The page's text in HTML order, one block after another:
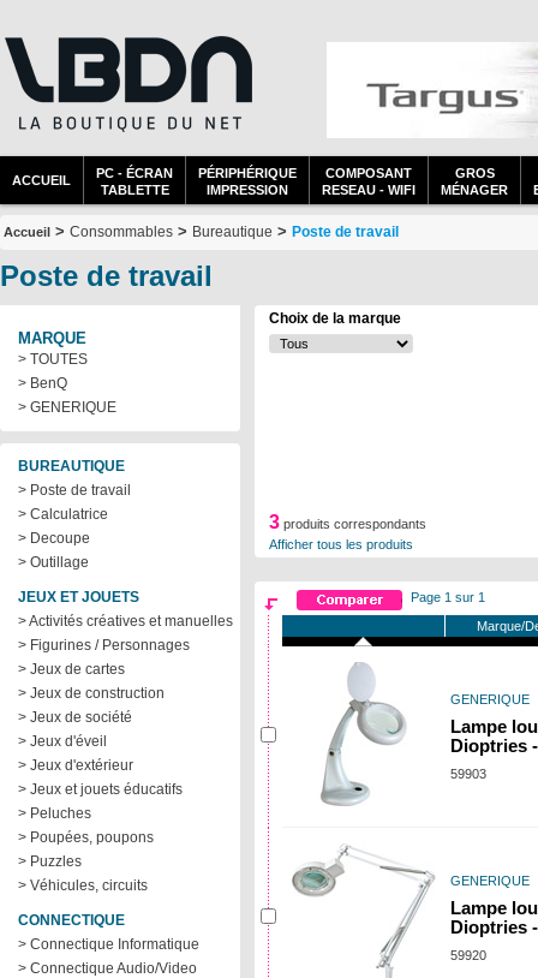
ACCUEIL
PC - ÉCRAN
TABLETTE
PÉRIPHÉRIQUE
IMPRESSION
COMPOSANT
RESEAU - WIFI
GROS
MÉNAGER
Accueil > Consommables > Bureautique > Poste de travail
Poste de travail
MARQUE
> TOUTES
> BenQ
> GENERIQUE
BUREAUTIQUE
> Poste de travail
> Calculatrice
> Decoupe
> Outillage
JEUX ET JOUETS
> Activités créatives et manuelles
> Figurines / Personnages
> Jeux de cartes
> Jeux de construction
> Jeux de société
> Jeux d'éveil
> Jeux d'extérieur
> Jeux et jouets éducatifs
> Peluches
> Poupées, poupons
> Puzzles
> Véhicules, circuits
CONNECTIQUE
> Connectique Informatique
> Connectique Audio/Video
Choix de la marque
3 produits correspondants
Afficher tous les produits
Page 1 sur 1
Marque/
GENERIQUE
Lampe
Dioptries
59903
GENERIQUE
Lampe
Dioptries
59920